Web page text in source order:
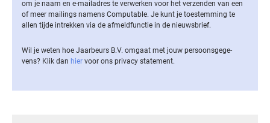
om je naam en e-mailadres te verwerken voor het verzenden van een
of meer mailings namens Computable. Je kunt je toestemming te
allen tijde intrekken via de af­meld­func­tie in de nieuwsbrief.
Wil je weten hoe Jaarbeurs B.V. omgaat met jouw per­soons­ge­ge­
vens? Klik dan hier voor ons privacy statement.